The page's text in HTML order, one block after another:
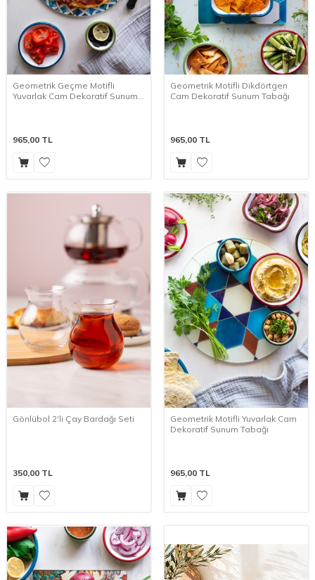
Geometrik Geçme Motifli
Yuvarlak Cam Dekoratif Sunum
965,00 TL
Geometrik Motifli Dikdörtgen
Cam Dekoratif Sunum Tabağı
965,00 TL
Gönlübol 2'li Çay Bardağı Seti
350,00 TL
Geometrik Motifli Yuvarlak Cam
Dekoratif Sunum Tabağı
965,00 TL